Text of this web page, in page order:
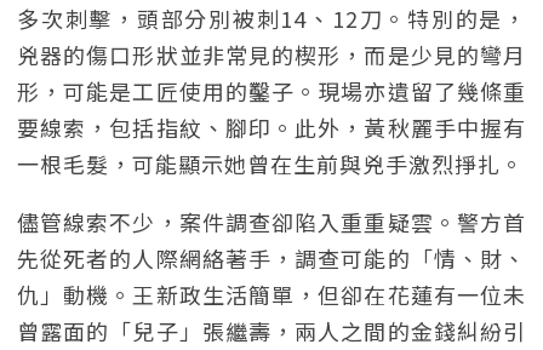
多次刺擊，頭部分別被刺14、12刀。特別的是，
兇器的傷口形狀並非常見的楔形，而是少見的彎月
形，可能是工匠使用的鑿子。現場亦遺留了幾條重
要線索，包括指紋、腳印。此外，黃秋麗手中握有
一根毛髮，可能顯示她曾在生前與兇手激烈掙扎。
儘管線索不少，案件調查卻陷入重重疑雲。警方首
先從死者的人際網絡著手，調查可能的「情、財、
仇」動機。王新政生活簡單，但卻在花蓮有一位未
曾露面的「兒子」張繼壽，兩人之間的金錢糾紛引